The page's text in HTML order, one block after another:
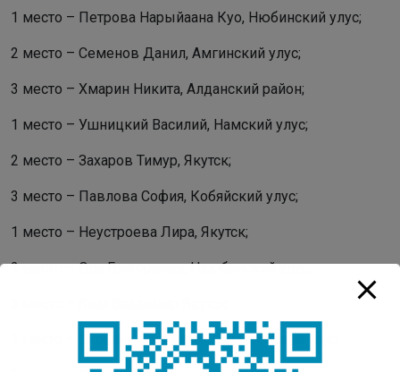
1 место – Петрова Нарыйаана Куо, Нюбинский улус;
2 место – Семенов Данил, Амгинский улус;
3 место – Хмарин Никита, Алданский район;
1 место – Ушницкий Василий, Намский улус;
2 место – Захаров Тимур, Якутск;
3 место – Павлова София, Кобяйский улус;
1 место – Неустроева Лира, Якутск;
2 место – Оля Григорьева, Нюрбинский улус;
1 место – Скрыбыкина Злата, Оймяконский улус;